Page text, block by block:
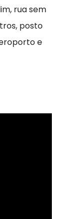
rua sem
posto
e